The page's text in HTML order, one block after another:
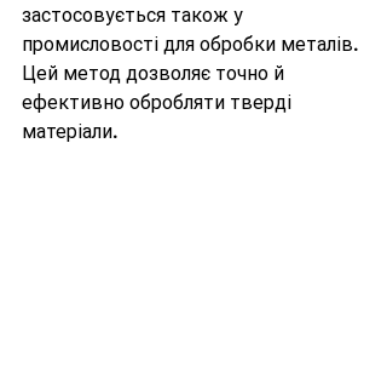
застосовується також у
промисловості для обробки металів.
Цей метод дозволяє точно й
ефективно обробляти тверді
матеріали.